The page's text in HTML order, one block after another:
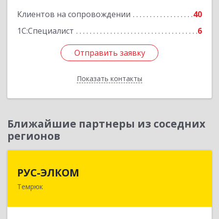
Клиентов на сопровождении
40
1С:Специалист
6
Отправить заявку
Показать контакты
Отправить заявку
Назад
Ближайшие партнеры из соседних
регионов
РУС-ЭЛКОМ
Темрюк
353500, Краснодарский край, Темрюкский р-н,